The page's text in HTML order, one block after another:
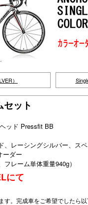
）
ット
ッド Pressfit BB
レーシングシルバー、ス
ーダー
レーム単体重量940g）
にて
。完成車をご希望でしたら